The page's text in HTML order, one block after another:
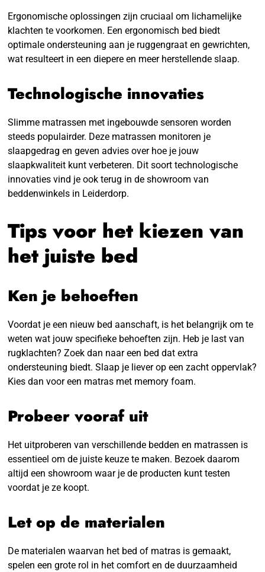
Ergonomische oplossingen zijn cruciaal om lichamelijke
klachten te voorkomen. Een ergonomisch bed biedt
optimale ondersteuning aan je ruggengraat en gewrichten,
wat resulteert in een diepere en meer herstellende slaap.
Technologische innovaties
Slimme matrassen met ingebouwde sensoren worden
steeds populairder. Deze matrassen monitoren je
slaapgedrag en geven advies over hoe je jouw
slaapkwaliteit kunt verbeteren. Dit soort technologische
innovaties vind je ook terug in de showroom van
beddenwinkels in Leiderdorp.
Tips voor het kiezen van
het juiste bed
Ken je behoeften
Voordat je een nieuw bed aanschaft, is het belangrijk om te
weten wat jouw specifieke behoeften zijn. Heb je last van
rugklachten? Zoek dan naar een bed dat extra
ondersteuning biedt. Slaap je liever op een zacht oppervlak?
Kies dan voor een matras met memory foam.
Probeer vooraf uit
Het uitproberen van verschillende bedden en matrassen is
essentieel om de juiste keuze te maken. Bezoek daarom
altijd een showroom waar je de producten kunt testen
voordat je ze koopt.
Let op de materialen
De materialen waarvan het bed of matras is gemaakt,
spelen een grote rol in het comfort en de duurzaamheid